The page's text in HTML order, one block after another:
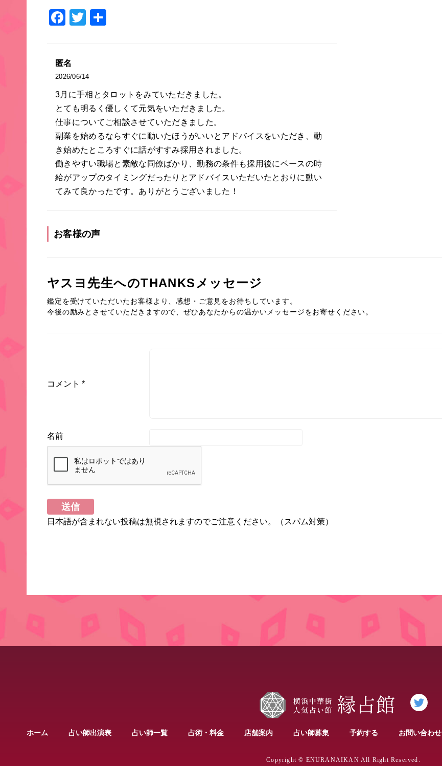
Facebook
Twitter
匿名
2026/06/14
3月に手相とタロットをみていただきました。
とても明るく優しくて元気をいただきました。
仕事についてご相談させていただきました。
副業を始めるならすぐに動いたほうがいいとアドバイスをいただき、動
き始めたところすぐに話がすすみ採用されました。
働きやすい職場と素敵な同僚ばかり、勤務の条件も採用後にベースの時
給がアップのタイミングだったりとアドバイスいただいたとおりに動い
てみて良かったです。ありがとうございました！
お客様の声
ヤスヨ先生へのTHANKSメッセージ
鑑定を受けていただいたお客様より、感想・ご意見をお待ちしています。
今後の励みとさせていただきますので、ぜひあなたからの温かいメッセージをお寄せください。
コメント *
名前
日本語が含まれない投稿は無視されますのでご注意ください。（スパム対策）
ホーム 占い師出演表 占い師一覧 占術・料金 店舗案内 占い師募集 予約する お問い合わせ
Copyright © ENURANAIKAN All Right Reserved.